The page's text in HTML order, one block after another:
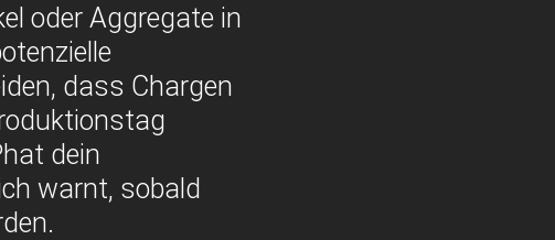
oder Aggregate in
dass Chargen
dein
warnt, sobald